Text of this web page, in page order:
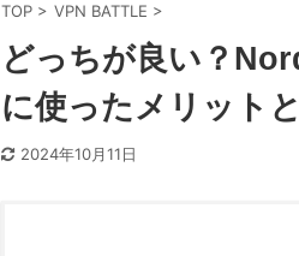
TOP > VPN BATTLE >
どっちが良い？
に使ったメリット
2024年10月11日